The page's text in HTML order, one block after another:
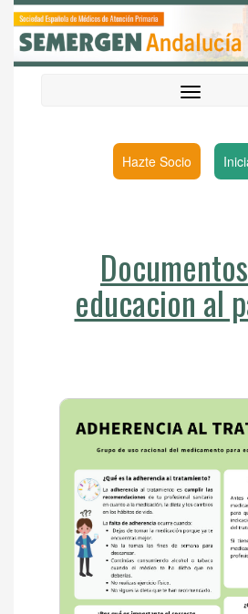
Hazte Socio
educacion al